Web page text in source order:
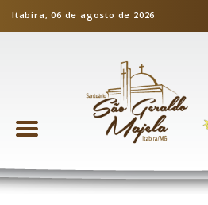
Itabira, 06 de agosto de 2026